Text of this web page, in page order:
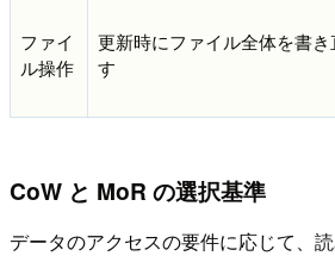
ファイ
ル操作
更新時にファイル全体を書き
す
CoW と MoR の選択基準
データのアクセスの要件に応じて、